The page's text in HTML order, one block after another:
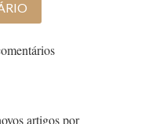
artigos por